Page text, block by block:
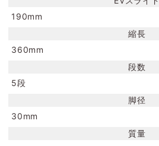
190mm
縮長
360mm
段数
5段
脚径
30mm
質量